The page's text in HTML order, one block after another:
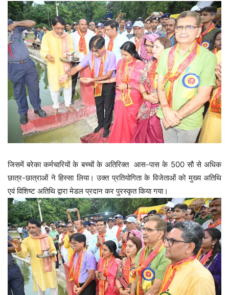
जिसमें बरेका कर्मचारियों के बच्चों के अतिरिक्त आस-पास के 500 सौ से अधिक
छात्र-छात्राओं ने हिस्सा लिया। उक्त प्रतियोगिता के विजेताओं को मुख्य अतिथि
एवं विशिष्ट अतिथि द्वारा मेडल प्रदान कर पुरस्कृत किया गया।